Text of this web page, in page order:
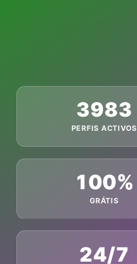
3983
PERFIS ACTIVOS
100%
GRÁTIS
24/7